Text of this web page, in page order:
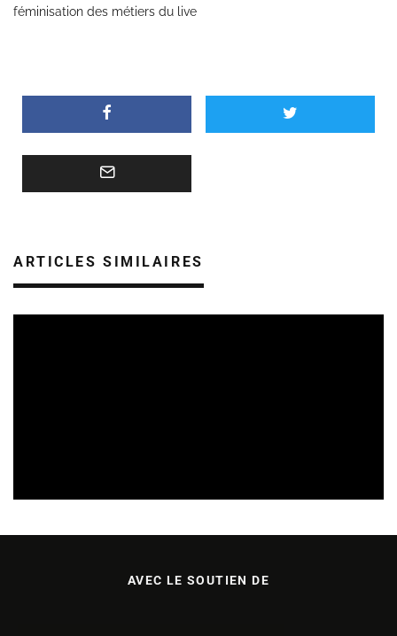
féminisation des métiers du live
ARTICLES SIMILAIRES
AVEC LE SOUTIEN DE